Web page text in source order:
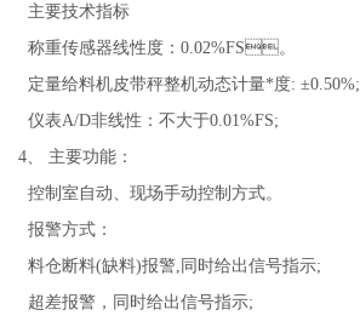
主要技术指标
称重传感器线性度：0.02%FS。
定量给料机皮带秤整机动态计量*度: ±0.50%;
仪表A/D非线性：不大于0.01%FS;
4、 主要功能：
控制室自动、现场手动控制方式。
报警方式：
料仓断料(缺料)报警,同时给出信号指示;
超差报警，同时给出信号指示;